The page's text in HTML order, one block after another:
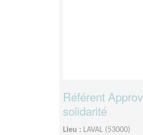
Référent
solidarité
Lieu : LAVAL (53000)